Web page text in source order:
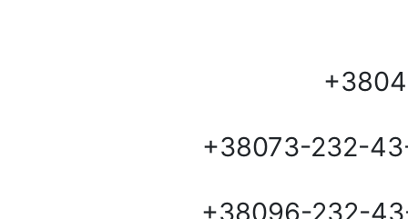
+38073-232-
+38096-232-